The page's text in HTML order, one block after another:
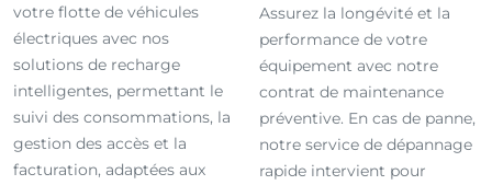
votre flotte de véhicules
électriques avec nos
solutions de recharge
intelligentes, permettant le
suivi des consommations, la
gestion des accès et la
facturation, adaptées aux
Assurez la longévité et la
performance de votre
équipement avec notre
contrat de maintenance
préventive. En cas de panne,
notre service de dépannage
rapide intervient pour